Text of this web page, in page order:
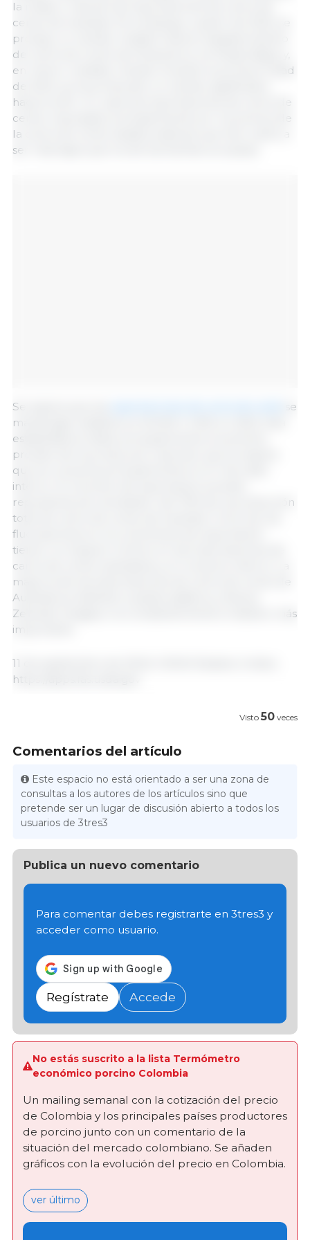
la mitad o más de las importaciones de carne de
cerdo de Australia. Sin embargo, a partir de 2022, se
produjo un cambio notable hacia el abastecimiento
de carne de cerdo de Dinamarca, los Países Bajos y,
en menor medida, Irlanda. Durante la primera mitad
de 2024, se ha producido un cambio significativo
hacia los EE. UU. para las importaciones de carne de
cerdo, impulsado principalmente por los precios de
la carne de cerdo estadounidense que han vuelto a
ser más bajos que los de las fuentes europeas.
Se espera que las
se
mantengan estables en 50.000 t CWE en 2025. Esta
estabilidad se debe principalmente al aumento
previsto de la producción nacional, que se espera
que se consuma principalmente en el mercado
interno. El volumen de exportación previsto
representa solo alrededor del 10% de la producción
total de carne de cerdo de Australia. Como tal, las
fluctuaciones en los volúmenes de exportación
tienen un impacto mínimo en las importaciones de
carne de cerdo australiana y el consumo interno. La
mayoría de las exportaciones de carne de cerdo de
Australia se destinan a países asiáticos y Nueva
Zelanda. Singapur es constantemente el destino más
importante.
11 de septiembre de 2024/ USDA/ Estados Unidos.
https://apps.fas.usda.gov
Visto 50 veces
Comentarios del artículo
Este espacio no está orientado a ser una zona de
consultas a los autores de los artículos sino que
pretende ser un lugar de discusión abierto a todos los
usuarios de 3tres3
Publica un nuevo comentario
Para comentar debes registrarte en 3tres3 y
acceder como usuario.
Regístrate Accede
No estás suscrito a la lista Termómetro
económico porcino Colombia
Un mailing semanal con la cotización del precio
de Colombia y los principales países productores
de porcino junto con un comentario de la
situación del mercado colombiano. Se añaden
gráficos con la evolución del precio en Colombia.
ver último